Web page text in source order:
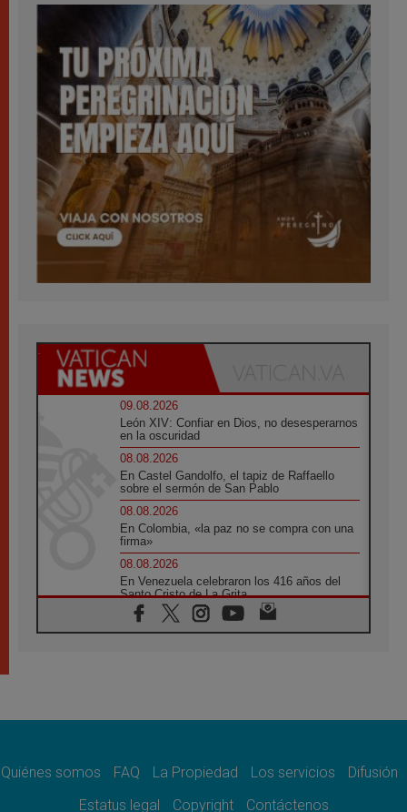
09.08.2026
León XIV: Confiar en Dios, no desesperarnos
en la oscuridad
08.08.2026
En Castel Gandolfo, el tapiz de Raffaello
sobre el sermón de San Pablo
08.08.2026
En Colombia, «la paz no se compra con una
firma»
08.08.2026
En Venezuela celebraron los 416 años del
Santo Cristo de La Grita
08.08.2026
El Papa: en Santa Ágata contemplamos la
07.08.2026
07.08.2026
crisis olvidada
Quiénes somos FAQ La Propiedad Los servicios
Difusión
Estatus legal
Copyright Contáctenos